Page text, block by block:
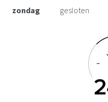
zondag gesloten